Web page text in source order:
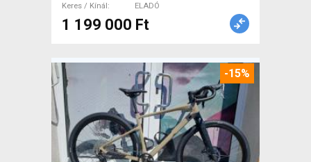
Keres / Kínál
ELADÓ
1 199 000 Ft
-15%